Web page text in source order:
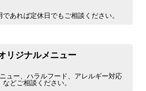
であれば定休日でもご相談ください。
リジナルメニュー
ュー、ハラルフード、アレルギー対応
などご相談ください。